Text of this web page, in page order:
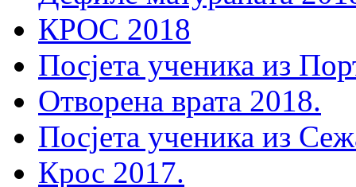
КРОС 2018
Посјета ученика из
Отворена врата 2018.
Посјета ученика из
Крос 2017.